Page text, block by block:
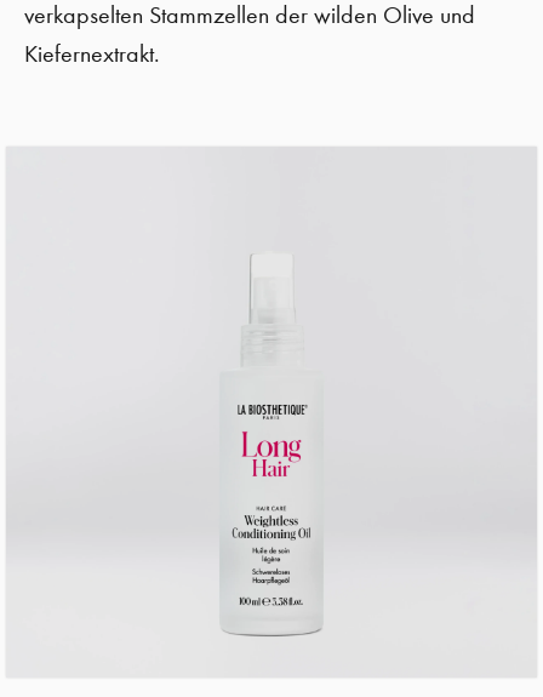
verkapselten Stammzellen der wilden Olive und
Kiefernextrakt.